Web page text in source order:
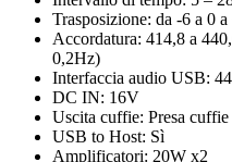
Trasposizione: da -6 a 0
Accordatura: 414,8 a
0,2Hz)
Interfaccia audio USB:
DC IN: 16V
Uscita cuffie: Presa
USB to Host: Sì
Amplificatori: 20W x2